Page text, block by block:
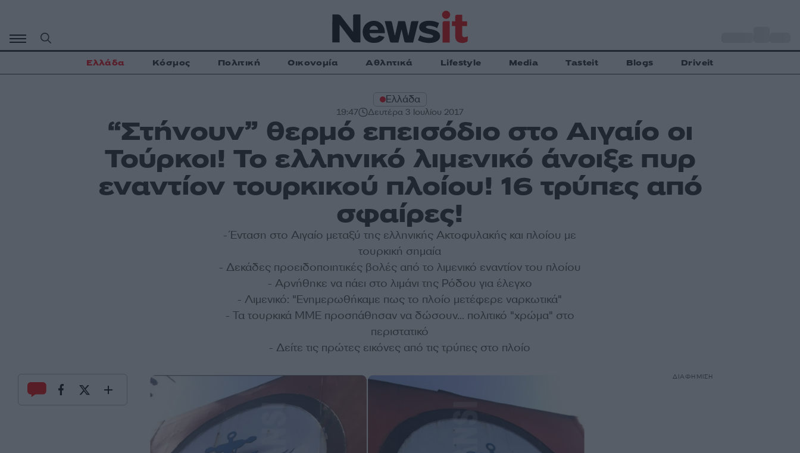
περιεχόμενο
Ελλάδα Κόσμος Πολιτική Οικονομία Αθλητικά Lifestyle Media Tasteit Blogs Driveit
Ελλάδα
19:47 Δευτέρα 3 Ιουλίου 2017
“Στήνουν” θερμό επεισόδιο στο Αιγαίο οι
Τούρκοι! Το ελληνικό λιμενικό άνοιξε πυρ
εναντίον τουρκικού πλοίου! 16 τρύπες από
σφαίρες!
- Ένταση στο Αιγαίο μεταξύ της ελληνικής Ακτοφυλακής και πλοίου με
τουρκική σημαία
- Δεκάδες προειδοποιητικές βολές από το λιμενικό εναντίον του πλοίου
- Αρνήθηκε να πάει στο λιμάνι της Ρόδου για έλεγχο
- Λιμενικό: "Ενημερωθήκαμε πως το πλοίο μετέφερε ναρκωτικά"
- Τα τουρκικά ΜΜΕ προσπάθησαν να δώσουν... πολιτικό "χρώμα" στο
περιστατικό
- Δείτε τις πρώτες εικόνες από τις τρύπες στο πλοίο
ΔΙΑΦΗΜΙΣΗ